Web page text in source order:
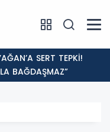
BAĞDAŞMAZ”